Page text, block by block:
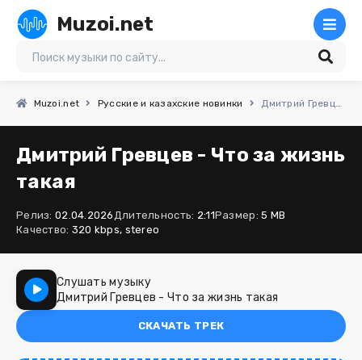
Muzoi.net
Muzoi.net Русские и казахские новинки Дмитрий Гревцев - Что за жизнь такая
Дмитрий Гревцев - Что за жизнь
такая
Релиз: 02.04.2026Длительность: 2:11Размер: 5 MB
Качество: 320 kbps, stereo
Слушать музыку
Дмитрий Гревцев - Что за жизнь такая
СКАЧАТЬ ТРЕК